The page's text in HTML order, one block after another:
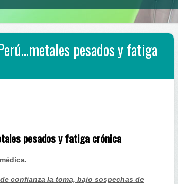
pesados y fatiga
pesados y fatiga crónica
confianza la toma, bajo sospechas de